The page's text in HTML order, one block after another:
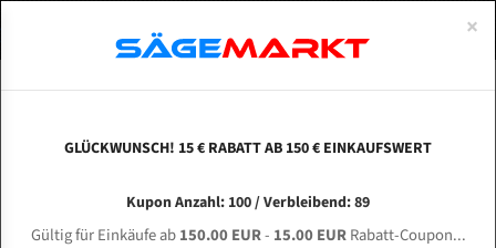
Müller SBS 1160 Bi-Metal M42 HSS
Bandsägeblatt
ABOUTS
ENGLISH
Bi-Metall Meterware
×
GLÜCKWUNSCH! 15 € RABATT AB 150 € EINKAUFSWERT
Kupon Anzahl: 100 / Verbleibend: 89
Gültig für Einkäufe ab150.00 EUR- 15.00 EURRabatt-Coupon...